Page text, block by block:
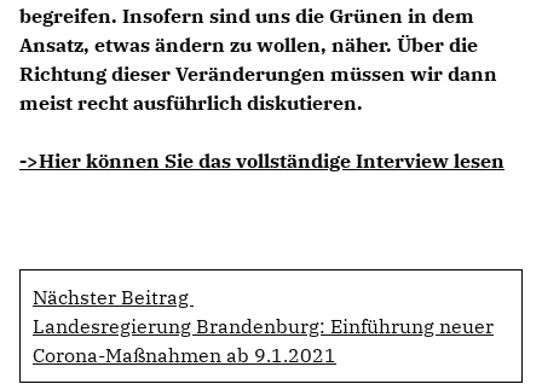
begreifen. Insofern sind uns die Grünen in dem
Ansatz, etwas ändern zu wollen, näher. Über die
Richtung dieser Veränderungen müssen wir dann
meist recht ausführlich diskutieren.
->Hier können Sie das vollständige Interview lesen
Nächster Beitrag
Landesregierung Brandenburg: Einführung neuer
Corona-Maßnahmen ab 9.1.2021